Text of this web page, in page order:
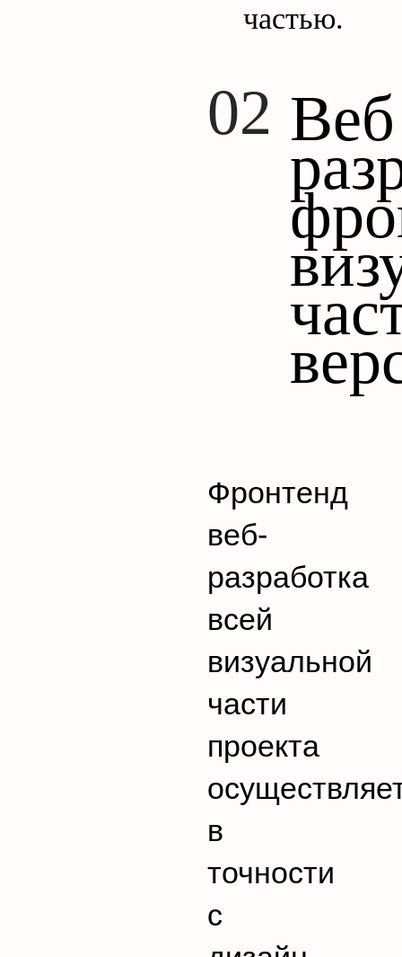
частью.
Веб
Фронтенд
веб-
разработка
всей
визуальной
части
проекта
в
точности
с